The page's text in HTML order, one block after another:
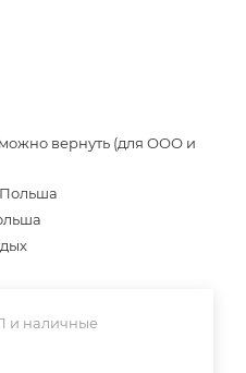
вернуть (для ООО и
Польша
и наличные